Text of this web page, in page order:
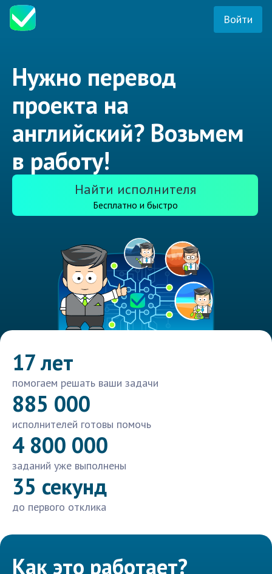
Войти
Нужно перевод
проекта на
английский? Возьмем
в работу!
Найти исполнителя
Бесплатно и быстро
17 лет
помогаем решать ваши задачи
885 000
исполнителей готовы помочь
4 800 000
заданий уже выполнены
35 секунд
до первого отклика
Как это работает?